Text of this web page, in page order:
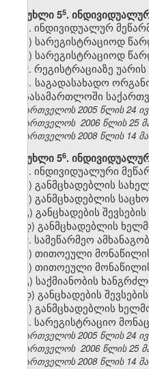
მუხლი 5​5.
1. ინდივიდუალურ
ა) სარეგისტრაციოდ
ბ) სარეგისტრაციოდ
2. რეგისტრაციაზე
3. საგადასახადო
ან სასამართლოში
საქართველოს 2005 წლის 24
საქართველოს 2006 წლის 25
საქართველოს 2008 წლის 14
მუხლი 5​6.
1. ინდივიდუალური
ა) განმცხადებლის
ბ) განმცხადებლის
გ) განცხადების
დ) განმცხადებლის
2. სამეწარმეო
ა) თითოეული
ბ) თითოეული
გ) საქმიანობის
დ) განცხადების
ე) განმცხადებლის
3. სარეგისტრაციო
საქართველოს 2005 წლის 24
საქართველოს 2006 წლის 25
საქართველოს 2008 წლის 14